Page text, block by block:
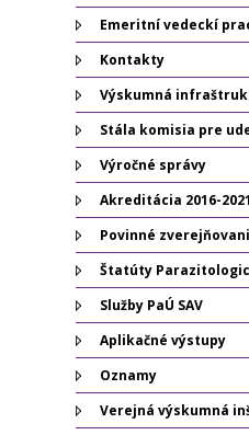
Emeritní vedeckí
Kontakty
Výskumná
Stála komisia pre
Výročné správy
Akreditácia 2016-2021
Povinné
Štatúty
Služby PaÚ SAV
Aplikačné výstupy
Oznamy
Verejná výskumná